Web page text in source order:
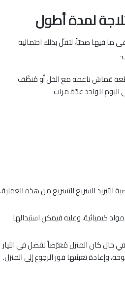
لمدة أطول
ما فيها صحيّاً، لتقلّ بذلك احتمالية
قماش ناعمة مع الخل أو مُنظّف
اليوم الواحد عدّة مرات
الاستفادة من خاصية التبريد السريع للتسريع من هذه العملية،
كيميائية، وعليه فيمكن استبدالها
حال كان المنزل مُعرّضاً لفصل في التيار
وإعادة تعبئتها فور الرجوع إلى المنزل.